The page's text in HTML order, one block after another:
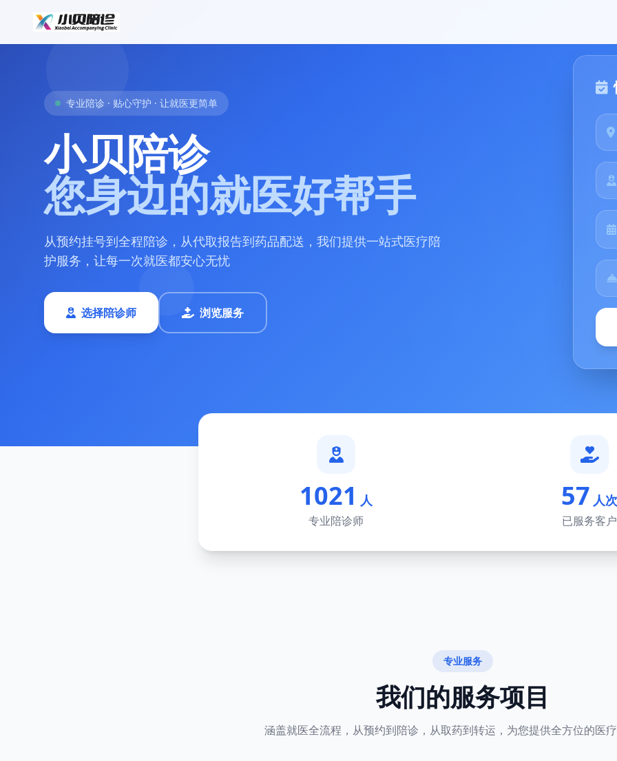
专业陪诊 · 贴心守护 · 让就医更简单
小贝陪诊
您身边的就医好帮手
从预约挂号到全程陪诊，从代取报告到药品配送，我们提供一站式医疗陪
护服务，让每一次就医都安心无忧
选择陪诊师 浏览服务
1021 人
专业陪诊师
57 人次
已服务客户
专业服务
我们的服务项目
涵盖就医全流程，从预约到陪诊，从取药到转运，为您提供全方位的医